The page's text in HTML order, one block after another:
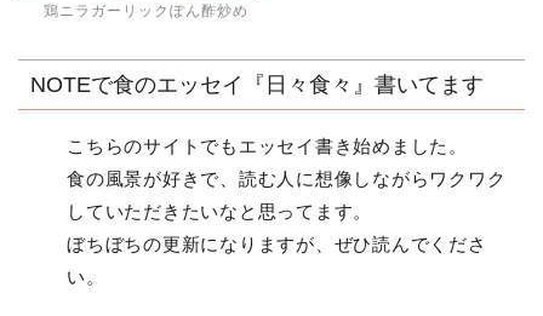
鶏ニラガーリックぽん酢炒め
NOTEで食のエッセイ『日々食々』書いてます
こちらのサイトでもエッセイ書き始めました。
食の風景が好きで、読む人に想像しながらワクワク
していただきたいなと思ってます。
ぼちぼちの更新になりますが、ぜひ読んでくださ
い。